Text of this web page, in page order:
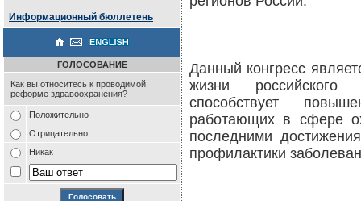
Информационный бюллетень
ГОЛОСОВАНИЕ
Как вы относитесь к проводимой
реформе здравоохранения?
Положительно
Отрицательно
Никак
Данный конгресс
жизни российского
способствует
работающих в сфере
последними
профилактики